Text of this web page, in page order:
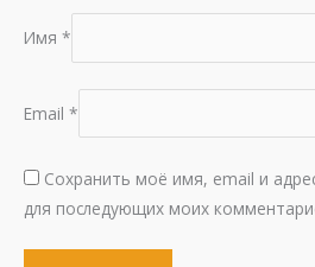
Имя *
Email *
Сохранить моё имя, email и
для последующих моих